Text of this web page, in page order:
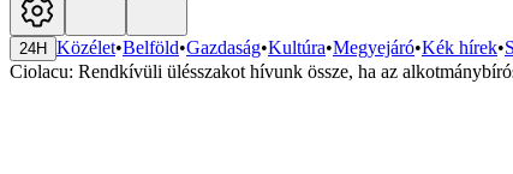
24H Közélet•Belföld•Gazdaság•Kultúra•Megyejáró•Kék hírek•
Ciolacu: Rendkívüli ülésszakot hívunk össze, ha az